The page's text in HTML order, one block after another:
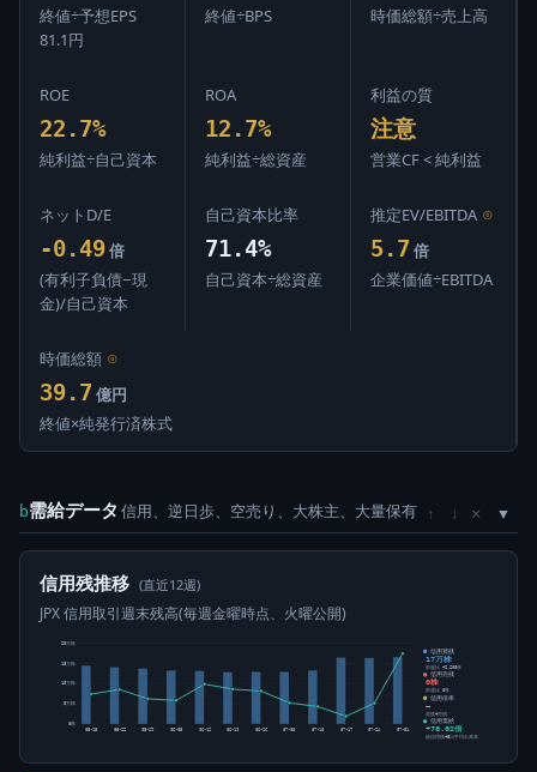
終値÷予想EPS
81.1円
終値÷BPS 時価総額÷売上高
ROE
22.7%
純利益÷自己資本
ROA
12.7%
純利益÷総資産
利益の質
注意
営業CF < 純利益
ネットD/E
-0.49 倍
(有利子負債−現
金)/自己資本
自己資本比率
71.4%
自己資本÷総資産
推定EV/EBITDA ⊙
5.7 倍
企業価値÷EBITDA
時価総額 ⊙
39.7 億円
終値×純発行済株式
b需給データ 信用、逆日歩、空売り、大株主、大量保有 ↑ ↓ ×
信用残推移 (直近12週)
JPX 信用取引週末残高(毎週金曜時点、火曜公開)
0株
5万株
10万株
15万株
20万株
05-15 05-22 05-29 06-05 06-12 06-19 06-26 07-03 07-10 07-17 07-24 07-31
信用買残
17万株
前週比 +2,200株
信用売残
0株
前週比 0株
信用倍率
―
買残÷売残
信用需給
+76.62倍
純信用残÷5日平均出来高